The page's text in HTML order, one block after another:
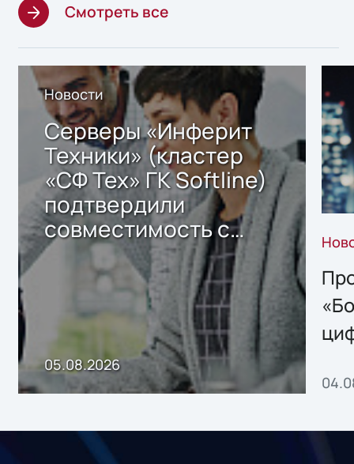
Смотреть все
Новости
Серверы «Инферит
Техники» (кластер
«СФ Тех» ГК Softline)
подтвердили
совместимость с
решением Sharx
Storage 2.x для
хранения данных
05.08.2026